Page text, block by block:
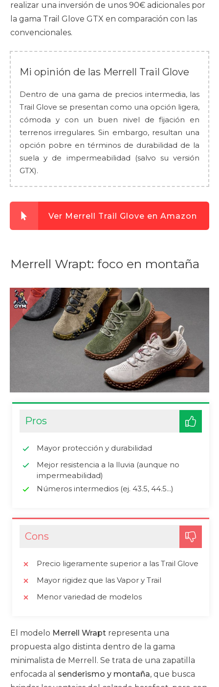
realizar una inversión de unos 90€ adicionales por
la gama Trail Glove GTX en comparación con las
convencionales.
Mi opinión de las Merrell Trail Glove
Dentro de una gama de precios intermedia, las
Trail Glove se presentan como una opción ligera,
cómoda y con un buen nivel de fijación en
terrenos irregulares. Sin embargo, resultan una
opción pobre en términos de durabilidad de la
suela y de impermeabilidad (salvo su versión
GTX).
Ver Merrell Trail Glove en Amazon
Merrell Wrapt: foco en montaña
Pros
Mayor protección y durabilidad
Mejor resistencia a la lluvia (aunque no
impermeabilidad)
Números intermedios (ej. 43.5, 44.5...)
Cons
Precio ligeramente superior a las Trail Glove
Mayor rigidez que las Vapor y Trail
Menor variedad de modelos
El modelo Merrell Wrapt representa una
propuesta algo distinta dentro de la gama
minimalista de Merrell. Se trata de una zapatilla
enfocada al senderismo y montaña, que busca